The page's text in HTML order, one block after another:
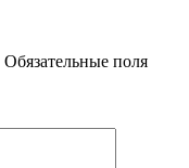
Обязательные поля